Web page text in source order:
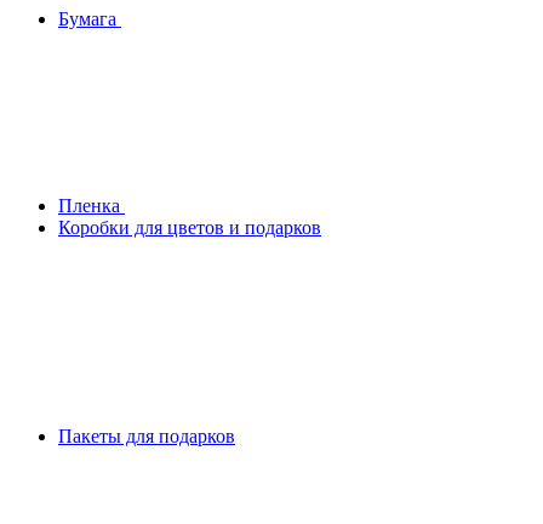
Бумага
Плeнка
Коробки для цветов и подарков
Пакеты для подарков